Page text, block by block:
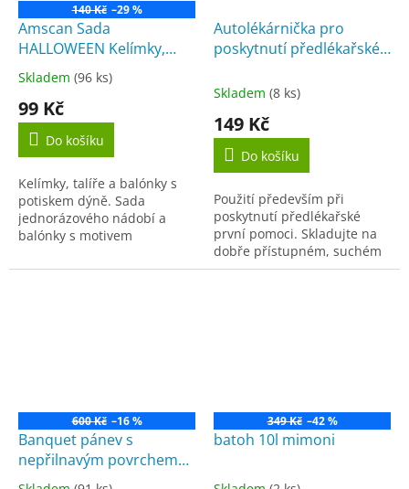
140 Kč –29 %
Amscan Sada
HALLOWEEN Kelímky,
talíře, balonky Dýně 22ks
Průměrné
produktu
5,0
5
hvězdiček.
Skladem (96 ks)
99 Kč
Do košíku
Kelímky, talíře a balónky s
potiskem dýně. Sada
jednorázového nádobí a
balónky s motivem
doladí Vaší párty. Jejich
Autolékárnička pro
poskytnutí předlékařské
Skladem (8 ks)
149 Kč
Do košíku
Použití především při
poskytnutí předlékařské
první pomoci. Skladujte na
dobře přístupném, suchém
a čistém místě. Nevystavujte
600 Kč –16 %
Banquet pánev s
nepřilnavým povrchem
Onion 26 x 5 cm
349 Kč –42 %
batoh 10l mimoni